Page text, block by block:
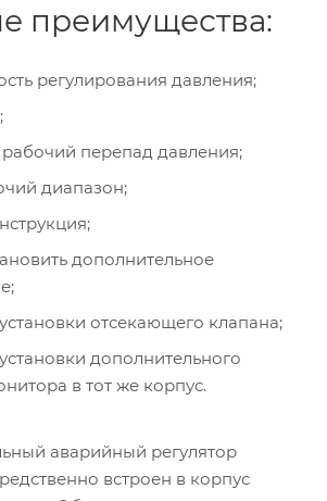
преимущества:
регулирования давления;
перепад давления;
диапазон;
дополнительное
отсекающего клапана;
дополнительного
в тот же корпус.
аварийный регулятор
встроен в корпус